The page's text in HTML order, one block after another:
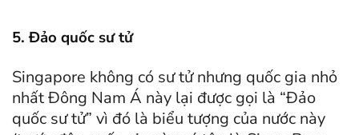
5. Đảo quốc sư tử
Singapore không có sư tử nhưng quốc gia nhỏ
nhất Đông Nam Á này lại được gọi là “Đảo
quốc sư tử” vì đó là biểu tượng của nước này